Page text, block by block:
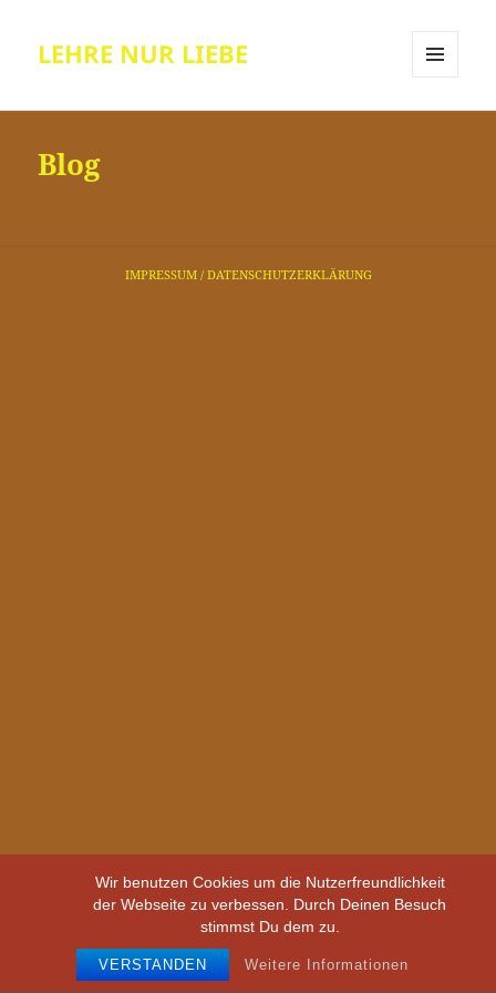
Wir benutzen Cookies um die Nutzerfreundlichkeit
der Webseite zu verbessen. Durch Deinen Besuch
stimmst Du dem zu.
VERSTANDEN Weitere Informationen
LEHRE NUR LIEBE
Blog
IMPRESSUM/ DATENSCHUTZERKLÄRUNG